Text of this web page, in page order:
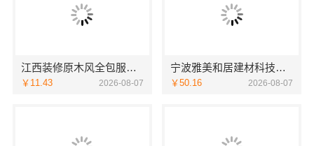
江西装修原木风全包服务选江西尚宅尚品新型环保材料有限公司
￥11.43 2026-08-07
宁波雅美和居建材科技有限公司-余姚家装设计到店咨询
￥50.16 2026-08-07